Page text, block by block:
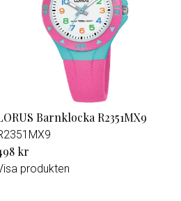
Barnklocka R2351MX9
kr
produkten